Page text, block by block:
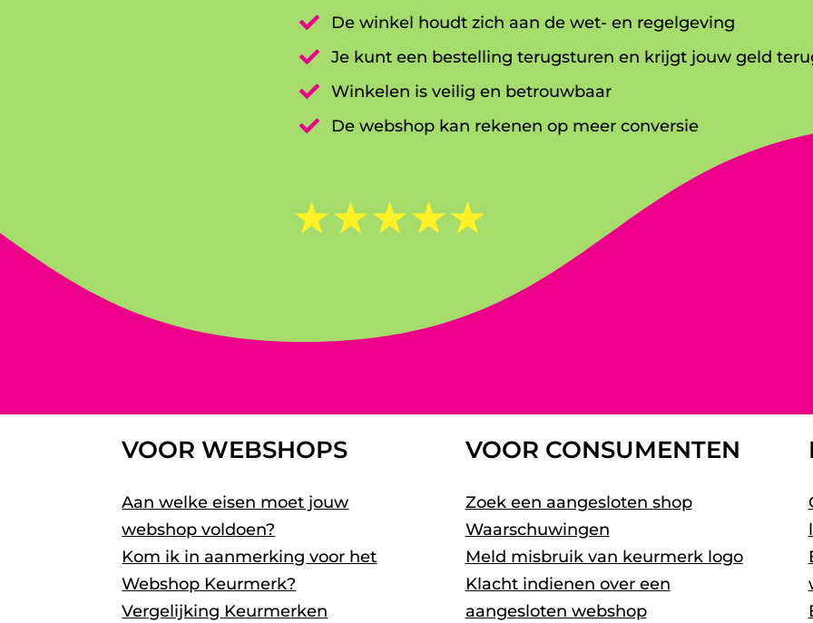

De winkel houdt zich aan de wet- en regelgeving
 Je kunt een bestelling terugsturen en krijgt jouw geld
 Winkelen is veilig en betrouwbaar

De webshop kan rekenen op meer conversie
☆☆☆☆☆
VOOR WEBSHOPS
Aan welke eisen moet jouw
webshop voldoen?
Kom ik in aanmerking voor het
Webshop Keurmerk?
Vergelijking Keurmerken
VOOR CONSUMENTEN
Zoek een aangesloten shop
Waarschuwingen
Meld misbruik van keurmerk logo
Klacht indienen over een
aangesloten webshop